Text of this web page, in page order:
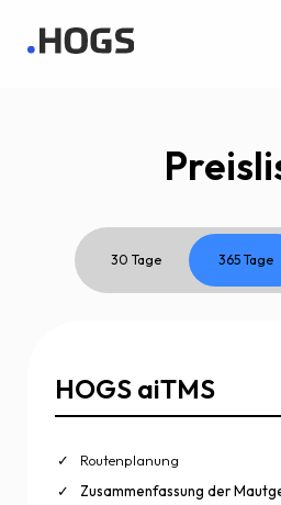
30 Tage 365 Tage
HOGS aiTMS
Routenplanung
Zusammenfassung der